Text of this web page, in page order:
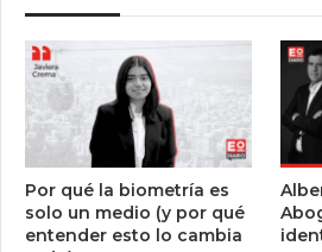
Por qué la biometría es
solo un medio (y por qué
entender esto lo cambia